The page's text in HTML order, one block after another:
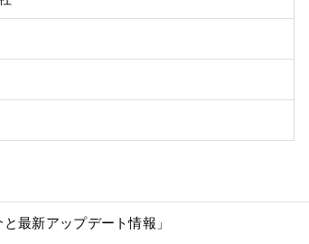
最新アップデート情報」